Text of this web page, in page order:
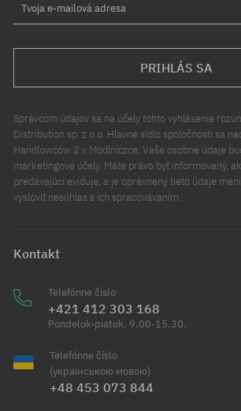
Tvoja e-mailová adresa
PRIHLÁS SA
Správcom údajov sa na účely tohto vyhlásenia
Distribution sp. z o.o. Hlavné sídlo spoločnosti sa
Handlowców 2 v Modlniczce. Vaše osobné údaje
marketingové účely. Máte právo byť informovaný,
predávajúci eviduje, a je oprávnený tieto údaje
vysloviť nesúhlas s ich spracovávaním.
Kontakt
Telefónne číslo
+421 412 303 168
Pondelok-piatok, 9.00-15.30.
Telefónne číslo
(українською мовою)
+48 453 073 844